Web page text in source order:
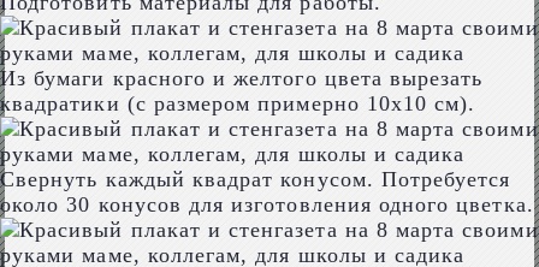
Из бумаги красного и желтого цвета вырезать
квадратики (с размером примерно 10х10 см).
Свернуть каждый квадрат конусом. Потребуется
около 30 конусов для изготовления одного цветка.